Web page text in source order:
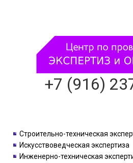
+7 (916)
Строительно-техническая
Искусствоведческая экспертиза
Инженерно-техническая